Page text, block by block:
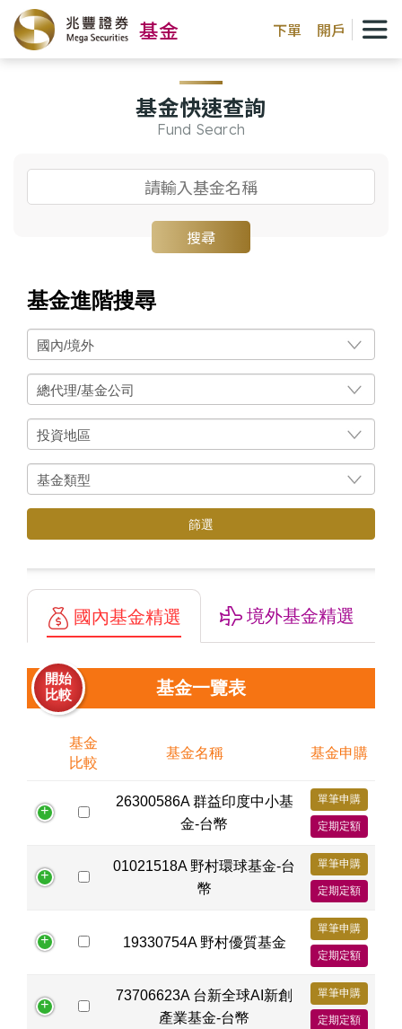
基金 下單 開戶
基金快速查詢
Fund Search
搜尋